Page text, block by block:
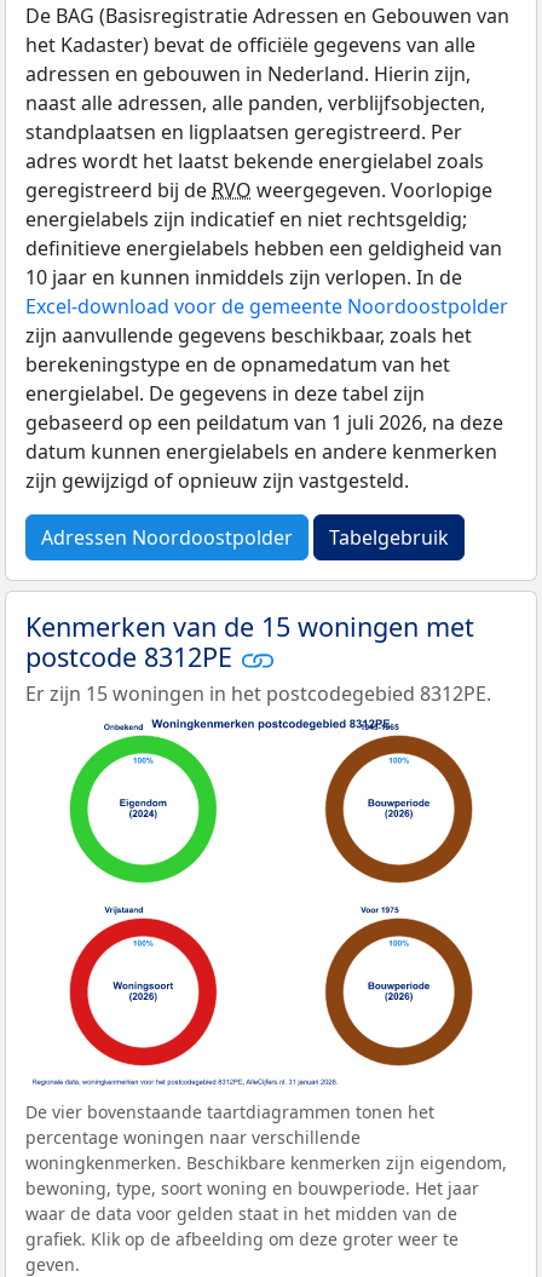
De BAG (Basisregistratie Adressen en Gebouwen van
het Kadaster) bevat de officiële gegevens van alle
adressen en gebouwen in Nederland. Hierin zijn,
naast alle adressen, alle panden, verblijfsobjecten,
standplaatsen en ligplaatsen geregistreerd. Per
adres wordt het laatst bekende energielabel zoals
geregistreerd bij de RVO weergegeven. Voorlopige
energielabels zijn indicatief en niet rechtsgeldig;
definitieve energielabels hebben een geldigheid van
10 jaar en kunnen inmiddels zijn verlopen. In de
Excel-download voor de gemeente Noordoostpolder
zijn aanvullende gegevens beschikbaar, zoals het
berekeningstype en de opnamedatum van het
energielabel. De gegevens in deze tabel zijn
gebaseerd op een peildatum van 1 juli 2026, na deze
datum kunnen energielabels en andere kenmerken
zijn gewijzigd of opnieuw zijn vastgesteld.
Adressen Noordoostpolder Tabelgebruik
Kenmerken van de 15 woningen met
postcode 8312PE
Er zijn 15 woningen in het postcodegebied 8312PE.
De vier bovenstaande taartdiagrammen tonen het
percentage woningen naar verschillende
woningkenmerken. Beschikbare kenmerken zijn eigendom,
bewoning, type, soort woning en bouwperiode. Het jaar
waar de data voor gelden staat in het midden van de
grafiek. Klik op de afbeelding om deze groter weer te
geven.